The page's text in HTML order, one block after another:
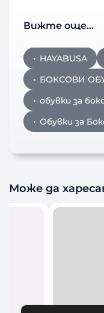
Вижте още…
HAYABUSA
БОКСОВИ
обувки за
Обувки за
Може да